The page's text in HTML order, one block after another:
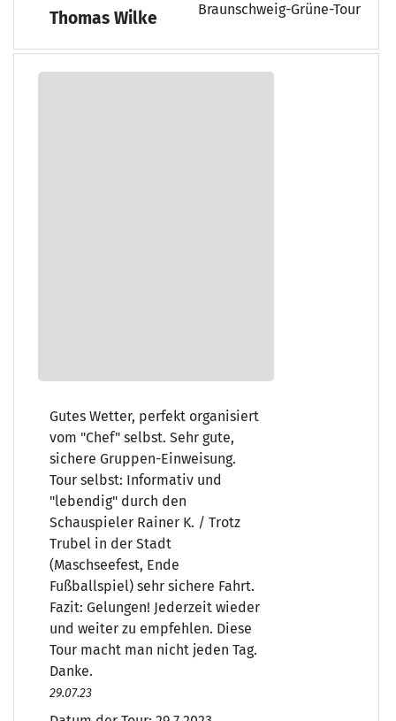
Thomas Wilke Braunschweig-Grüne-Tour
Gutes Wetter, perfekt organisiert
vom "Chef" selbst. Sehr gute,
sichere Gruppen-Einweisung.
Tour selbst: Informativ und
"lebendig" durch den
Schauspieler Rainer K. / Trotz
Trubel in der Stadt
(Maschseefest, Ende
Fußballspiel) sehr sichere Fahrt.
Fazit: Gelungen! Jederzeit wieder
und weiter zu empfehlen. Diese
Tour macht man nicht jeden Tag.
Danke.
29.07.23